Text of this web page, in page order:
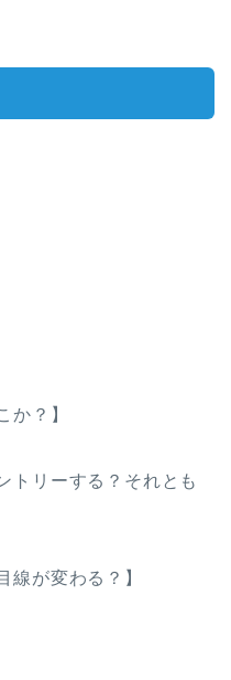
か？】
トリーする？それとも
線が変わる？】